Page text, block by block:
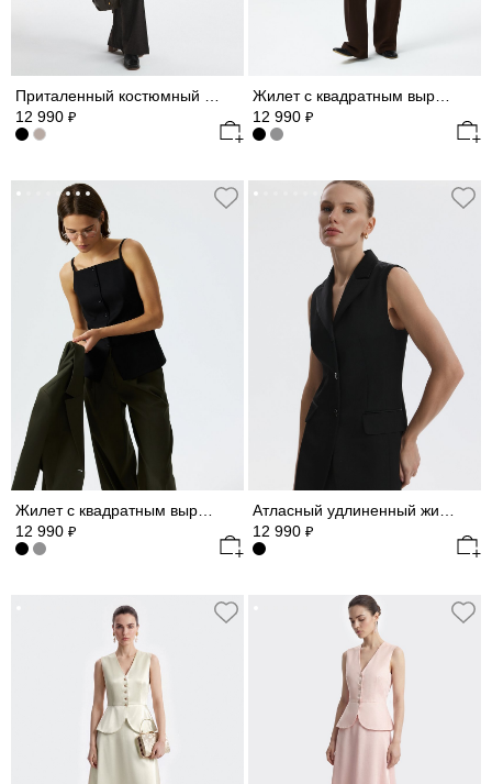
12 990 ₽
12 990 ₽
Жилет с квадратным вырезом
12 990 ₽
Атласный удлиненный жилет
12 990 ₽